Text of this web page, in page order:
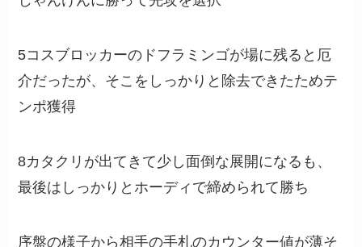
5コスブロッカーのドフラミンゴが場に残ると厄
介だったが、そこをしっかりと除去できたためテ
ンポ獲得
8カタクリが出てきて少し面倒な展開になるも、
最後はしっかりとホーディで締められて勝ち
序盤の様子から相手の手札のカウンター値が薄そ